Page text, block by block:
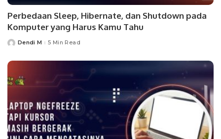
Perbedaan Sleep, Hibernate, dan Shutdown pada
Komputer yang Harus Kamu Tahu
PostedDendi M 5 Min Read